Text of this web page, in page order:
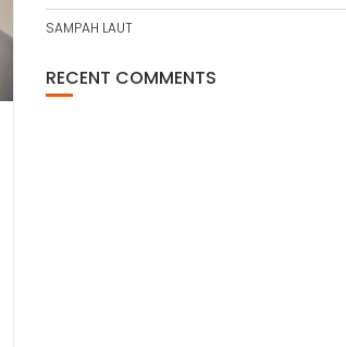
SAMPAH LAUT
RECENT COMMENTS